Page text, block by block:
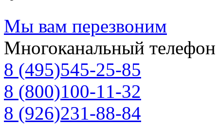
Мы вам перезвоним
Многоканальный телефон
8 (495)545-25-85
8 (800)100-11-32
8 (926)231-88-84